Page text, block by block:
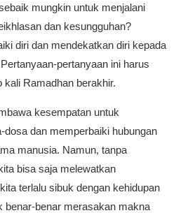
mungkin untuk menjalani
dan kesungguhan?
diri dan mendekatkan diri kepada
pertanyaan ini harus
kali Ramadhan berakhir.
kesempatan untuk
dan memperbaiki hubungan
manusia. Namun, tanpa
bisa saja melewatkan
terlalu sibuk dengan kehidupan
benar-benar merasakan makna